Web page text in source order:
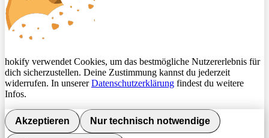
hokify verwendet Cookies, um das bestmögliche Nutzererlebnis für
dich sicherzustellen. Deine Zustimmung kannst du jederzeit
widerrufen. In unsererDatenschutzerklärung findest du weitere
Infos.
Akzeptieren Nur technisch notwendige